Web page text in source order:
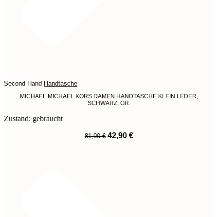
Second Hand Handtasche
MICHAEL MICHAEL KORS DAMEN HANDTASCHE KLEIN LEDER,
SCHWARZ, GR.
Zustand: gebraucht
81,90€ Ursprünglicher
Preis
42,90 €Aktueller